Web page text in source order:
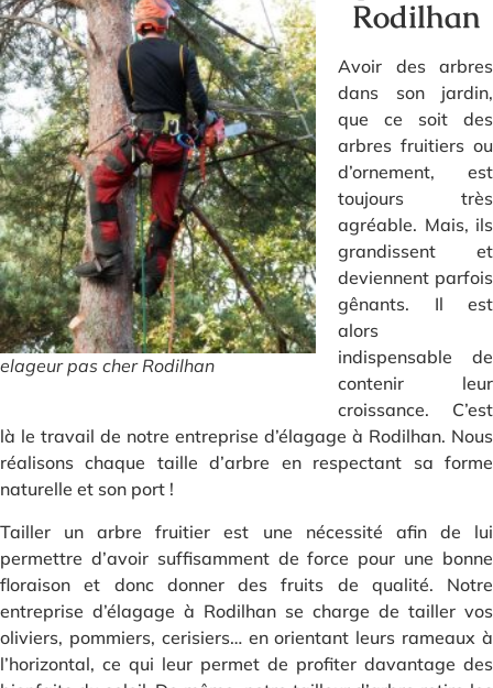
elageur pas cher Rodilhan
Rodilhan
Avoir des arbres
dans son jardin,
que ce soit des
arbres fruitiers ou
d’ornement, est
toujours très
agréable. Mais, ils
grandissent et
deviennent parfois
gênants. Il est
alors
indispensable de
contenir leur
croissance. C’est
là le travail de notre entreprise d’élagage à Rodilhan. Nous
réalisons chaque taille d’arbre en respectant sa forme
naturelle et son port !
Tailler un arbre fruitier est une nécessité afin de lui
permettre d’avoir suffisamment de force pour une bonne
floraison et donc donner des fruits de qualité. Notre
entreprise d’élagage à Rodilhan se charge de tailler vos
oliviers, pommiers, cerisiers… en orientant leurs rameaux à
l’horizontal, ce qui leur permet de profiter davantage des